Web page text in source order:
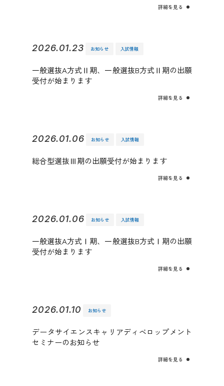
詳細を見る
2026.01.23 お知らせ 入試情報
一般選抜A方式Ⅱ期、一般選抜B方式Ⅱ期の出願
受付が始まります
詳細を見る
2026.01.06 お知らせ 入試情報
総合型選抜Ⅲ期の出願受付が始まります
詳細を見る
2026.01.06 お知らせ 入試情報
一般選抜A方式Ⅰ期、一般選抜B方式Ⅰ期の出願
受付が始まります
詳細を見る
2026.01.10 お知らせ
データサイエンスキャリアディベロップメント
セミナーのお知らせ
詳細を見る